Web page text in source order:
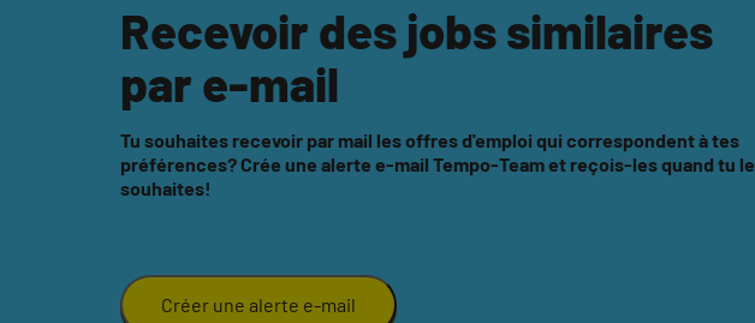
Recevoir des jobs similaires
par e-mail
Tu souhaites recevoir par mail les offres d'emploi qui correspondent à tes
préférences? Crée une alerte e-mail Tempo-Team et reçois-les quand tu le
souhaites!
Créer une alerte e-mail